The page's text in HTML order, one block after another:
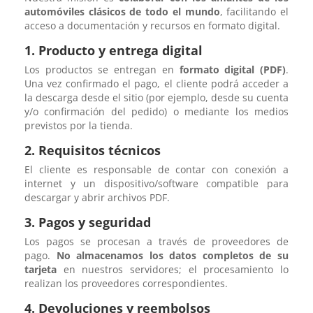
automóviles clásicos de todo el mundo, facilitando el
acceso a documentación y recursos en formato digital.
1. Producto y entrega digital
Los productos se entregan en formato digital (PDF).
Una vez confirmado el pago, el cliente podrá acceder a
la descarga desde el sitio (por ejemplo, desde su cuenta
y/o confirmación del pedido) o mediante los medios
previstos por la tienda.
2. Requisitos técnicos
El cliente es responsable de contar con conexión a
internet y un dispositivo/software compatible para
descargar y abrir archivos PDF.
3. Pagos y seguridad
Los pagos se procesan a través de proveedores de
pago. No almacenamos los datos completos de su
tarjeta en nuestros servidores; el procesamiento lo
realizan los proveedores correspondientes.
4. Devoluciones y reembolsos